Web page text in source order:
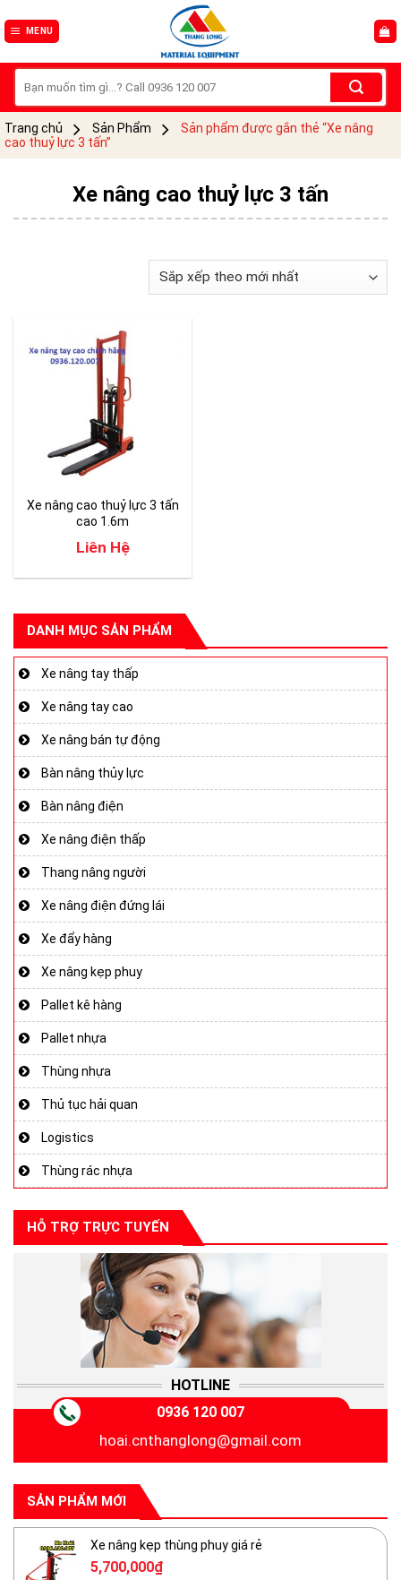
to
MENU
kiếm:
Trang chủ Sản Phẩm
Sản phẩm được gắn thẻ “Xe nâng
cao thuỷ lực 3 tấn”
DANH MỤC SẢN PHẨM
Xe nâng tay thấp
Xe nâng tay cao
Xe nâng bán tự động
Bàn nâng thủy lực
Bàn nâng điện
Xe nâng điện thấp
Thang nâng người
Xe nâng điện đứng lái
Xe đẩy hàng
Xe nâng kẹp phuy
Pallet kê hàng
Pallet nhựa
Thùng nhựa
Thủ tục hải quan
Logistics
Thùng rác nhựa
HỖ TRỢ TRỰC TUYẾN
HOTLINE
0936 120 007
hoai.cnthanglong@gmail.com
SẢN PHẨM MỚI
Xe nâng kẹp thùng phuy giá rẻ
5,700,000₫
Xe nâng cao thuỷ lực 3 tấn
Xe nâng cao thuỷ lực 3 tấn
cao 1.6m
Liên Hệ